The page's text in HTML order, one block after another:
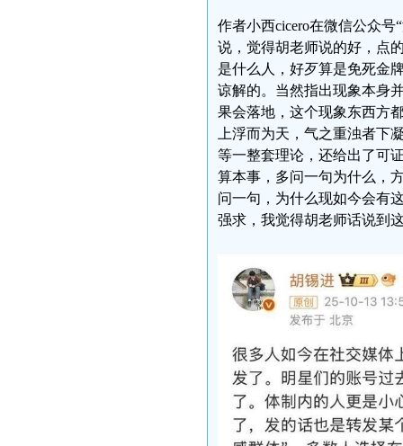
作者小西cicero在微信公众
说，觉得胡老师说的好，点
是什么人，好歹算是免死金
谅解的。当然指出现象本身
果会落地，这个现象东西方
上浮而为天，气之重浊者下
等一整套理论，还给出了可
算本事，多问一句为什么，
问一句，为什么现如今会有
强求，我觉得胡老师话说到